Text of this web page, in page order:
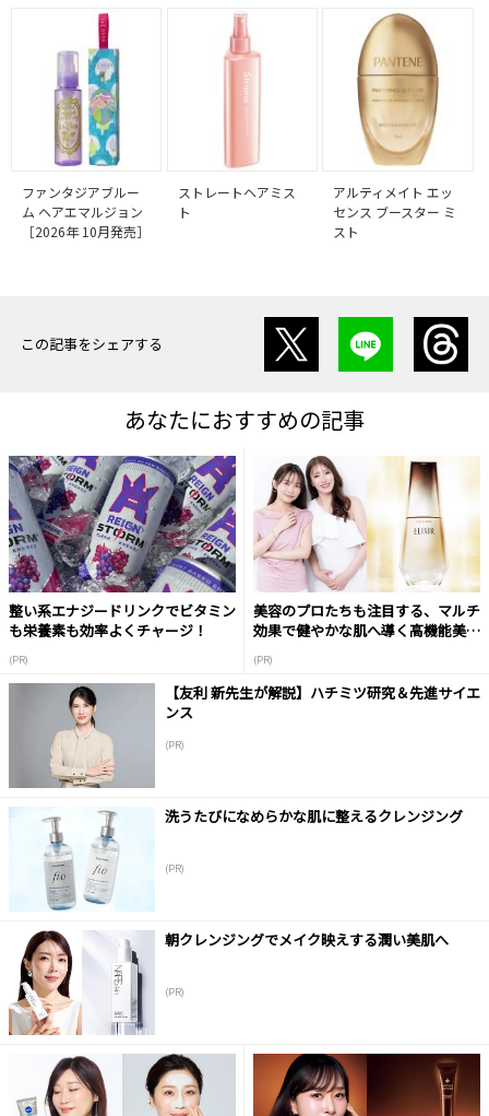
ファンタジアブルー
ム ヘアエマルジョン
［2026年 10月発売］
ストレートヘアミス
ト
アルティメイト エッ
センス ブースター ミ
スト
この記事をシェアする
あなたにおすすめの記事
整い系エナジードリンクでビタミン
も栄養素も効率よくチャージ！
(PR)
美容のプロたちも注目する、マルチ
効果で健やかな肌へ導く高機能美容
(PR)
【友利 新先生が解説】ハチミツ研究＆先進サイエ
ンス
(PR)
洗うたびになめらかな肌に整えるクレンジング
(PR)
朝クレンジングでメイク映えする潤い美肌へ
(PR)